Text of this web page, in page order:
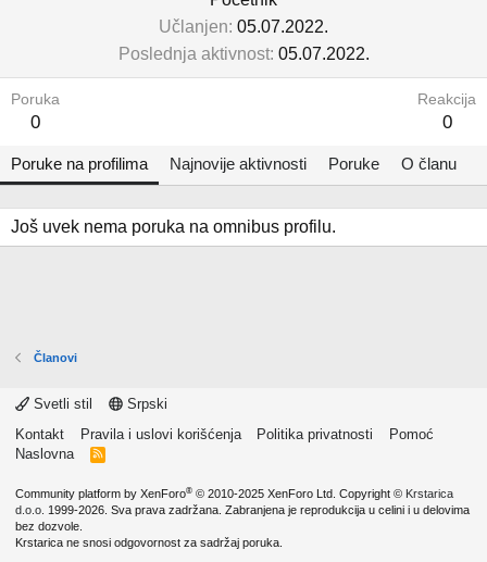
Učlanjen 05.07.2022.
Poslednja aktivnost 05.07.2022.
Poruka
0
Reakcija
0
Poruke na profilima Najnovije aktivnosti Poruke O članu
Još uvek nema poruka na omnibus profilu.
Članovi
Svetli stil
Srpski
Kontakt
Pravila i uslovi korišćenja Politika privatnosti
Pomoć
Naslovna
R
Community platform by XenForo® © 2010-2025 XenForo Ltd. Copyright © Krstarica
d.o.o. 1999-2026. Sva prava zadržana. Zabranjena je reprodukcija u celini i u delovima
bez dozvole.
Krstarica ne snosi odgovornost za sadržaj poruka.